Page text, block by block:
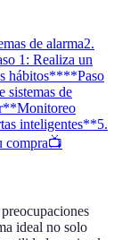
de alarma2.
1: Realiza un
hábitos****Paso
sistemas de
**Monitoreo
inteligentes**5.
compra📺
ideal no solo